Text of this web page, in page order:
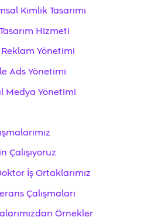
Kimlik Tasarımı
Hizmeti
Yönetimi
Ads Yönetimi
Medya Yönetimi
Çalışıyoruz
İş Ortaklarımız
Çalışmaları
Örnekler